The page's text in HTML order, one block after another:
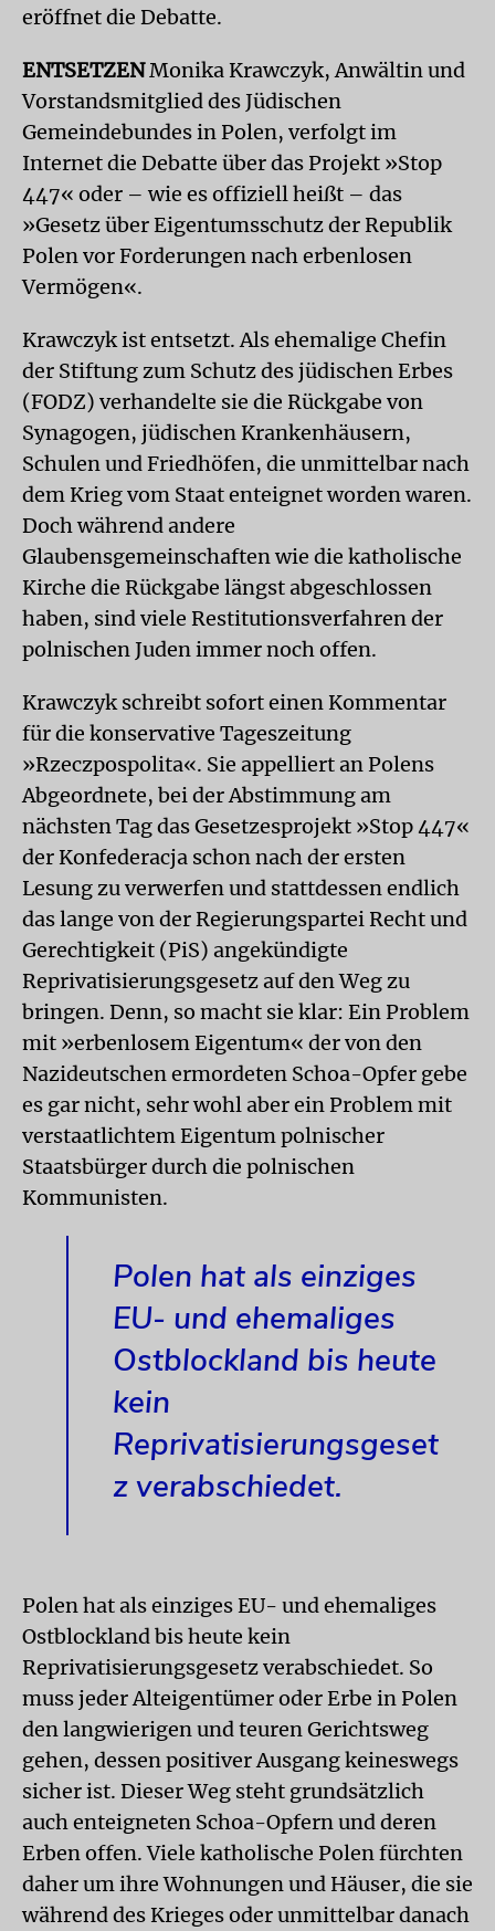
eröffnet die Debatte.
ENTSETZENMonika Krawczyk, Anwältin und
Vorstandsmitglied des Jüdischen
Gemeindebundes in Polen, verfolgt im
Internet die Debatte über das Projekt »Stop
447« oder – wie es offiziell heißt – das
»Gesetz über Eigentumsschutz der Republik
Polen vor Forderungen nach erbenlosen
Vermögen«.
Krawczyk ist entsetzt. Als ehemalige Che­fin
der Stiftung zum Schutz des jüdischen Erbes
(FODZ) verhandelte sie die Rückgabe von
Synagogen, jüdischen Krankenhäusern,
Schulen und Friedhöfen, die unmittelbar nach
dem Krieg vom Staat enteignet worden waren.
Doch während andere
Glaubensgemeinschaften wie die katholische
Kirche die Rückgabe längst ab­geschlossen
haben, sind viele Restitutionsverfahren der
polnischen Juden immer noch offen.
Krawczyk schreibt sofort einen Kommentar
für die konservative Tageszeitung
»Rzeczpospolita«. Sie appelliert an Polens
Abgeordnete, bei der Abstimmung am
nächsten Tag das Gesetzesprojekt »Stop 447«
der Konfederacja schon nach der ersten
Lesung zu verwerfen und stattdessen endlich
das lange von der Regierungspartei Recht und
Gerechtigkeit (PiS) angekündigte
Reprivatisierungsgesetz auf den Weg zu
bringen. Denn, so macht sie klar: Ein Problem
mit »erbenlosem Eigentum« der von den
Nazideutschen ermordeten Schoa-Opfer gebe
es gar nicht, sehr wohl aber ein Problem mit
verstaatlichtem Eigentum polnischer
Staatsbürger durch die polnischen
Kommunisten.
Polen hat als einziges
EU- und ehemaliges
Ostblockland bis heute
kein
Reprivatisierungsgeset
z verabschiedet.
Polen hat als einziges EU- und ehemaliges
Ostblockland bis heute kein
Reprivatisierungsgesetz verabschiedet. So
muss jeder Alteigentümer oder Erbe in Polen
den langwierigen und teuren Gerichtsweg
gehen, dessen positiver Ausgang keineswegs
sicher ist. Dieser Weg steht grundsätzlich
auch enteigneten Schoa-Opfern und deren
Erben offen. Viele katholische Polen fürchten
daher um ihre Wohnungen und Häuser, die sie
während des Krieges oder unmittelbar danach